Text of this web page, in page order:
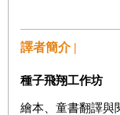
譯者簡介 |
種子飛翔工作坊
繪本、童書翻譯與